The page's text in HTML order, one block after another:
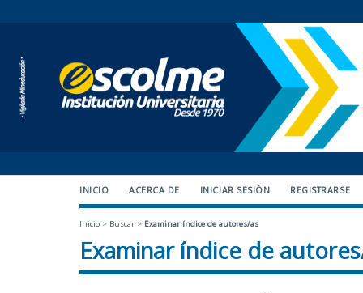
INICIO ACERCA DE INICIAR SESIÓN REGISTRARSE
Inicio > Buscar > Examinar índice de autores/as
Examinar índice de